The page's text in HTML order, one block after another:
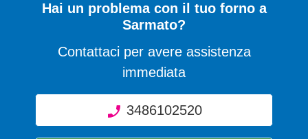
Hai un problema con il tuo forno a
Sarmato?
Contattaci per avere assistenza
immediata
3486102520